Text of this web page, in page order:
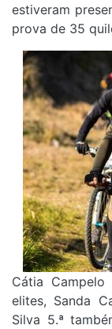
estiveram
prova de 35
Cátia
elites, Sanda
Silva 5.ª